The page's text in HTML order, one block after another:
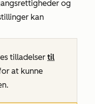
og
kan
tilladelser til
at kunne